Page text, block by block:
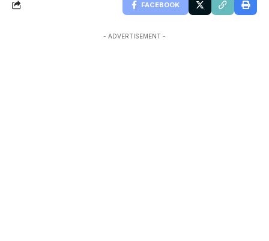
FACEBOOK
- ADVERTISEMENT -